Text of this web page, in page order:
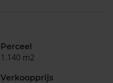
Perceel
1.140 m2
Verkoopprijs